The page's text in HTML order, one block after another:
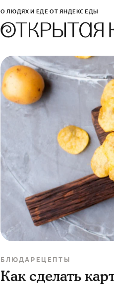
О ЛЮДЯХ И ЕДЕ ОТ ЯНДЕКС ЕДЫ
БЛЮДА РЕЦЕПТЫ
Как сделать